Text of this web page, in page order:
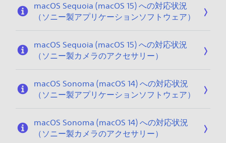
macOS Sequoia (macOS 15) への対応状況
（ソニー製アプリケーションソフトウェア）
macOS Sequoia (macOS 15) への対応状況
（ソニー製カメラのアクセサリー）
macOS Sonoma (macOS 14) への対応状況
（ソニー製アプリケーションソフトウェア）
macOS Sonoma (macOS 14) への対応状況
（ソニー製カメラのアクセサリー）